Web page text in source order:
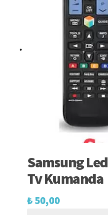
Samsung Led
Tv Kumanda
₺50,00